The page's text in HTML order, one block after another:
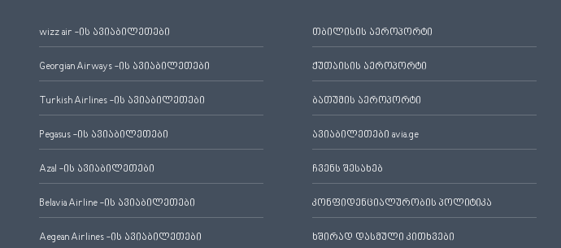
wizz air -ის ავიაბილეთები
Georgian Airways -ის ავიაბილეთები
Turkish Airlines -ის ავიაბილეთები
Pegasus -ის ავიაბილეთები
Azal -ის ავიაბილეთები
Belavia Airline -ის ავიაბილეთები
Aegean Airlines -ის ავიაბილეთები
თბილისის აეროპორტი
ქუთაისის აეროპორტი
ბათუმის აეროპორტი
ავიაბილეთები avia.ge
ჩვენს შესახებ
კონფიდენციალურობის პოლიტიკა
ხშირად დასმული კითხვები